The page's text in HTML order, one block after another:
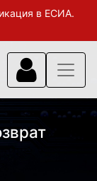
в ЕСИА.